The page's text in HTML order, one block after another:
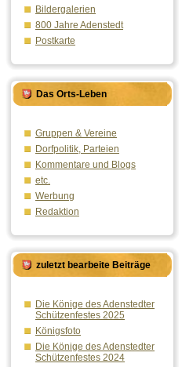
Bildergalerien
800 Jahre Adenstedt
Postkarte
Das Orts-Leben
Gruppen & Vereine
Dorfpolitik, Parteien
Kommentare und Blogs
etc.
Werbung
Redaktion
zuletzt bearbeite Beiträge
Die Könige des Adenstedter
Schützenfestes 2025
Königsfoto
Die Könige des Adenstedter
Schützenfestes 2024